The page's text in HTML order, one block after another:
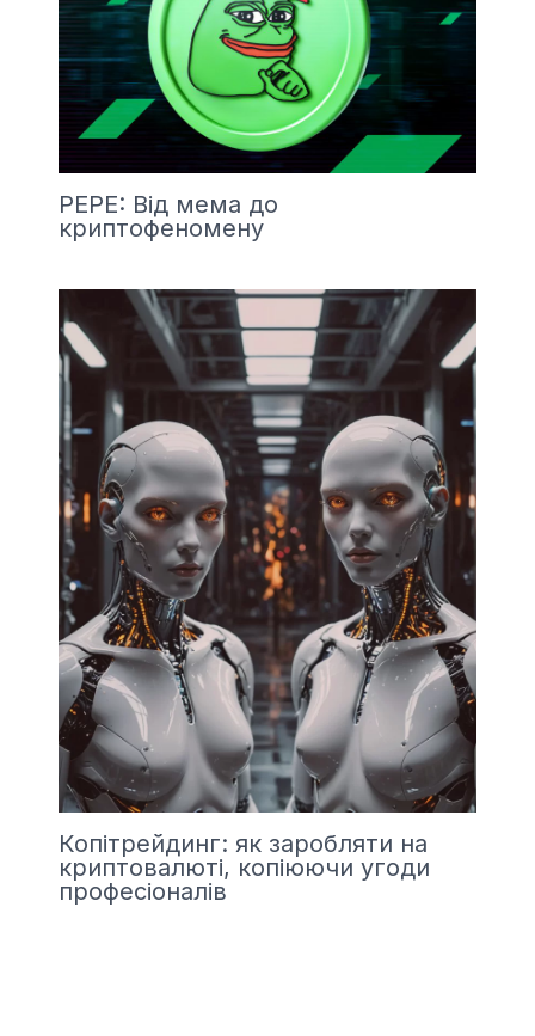
PEPE: Від мема до
криптофеномену
Копітрейдинг: як заробляти на
криптовалюті, копіюючи угоди
професіоналів